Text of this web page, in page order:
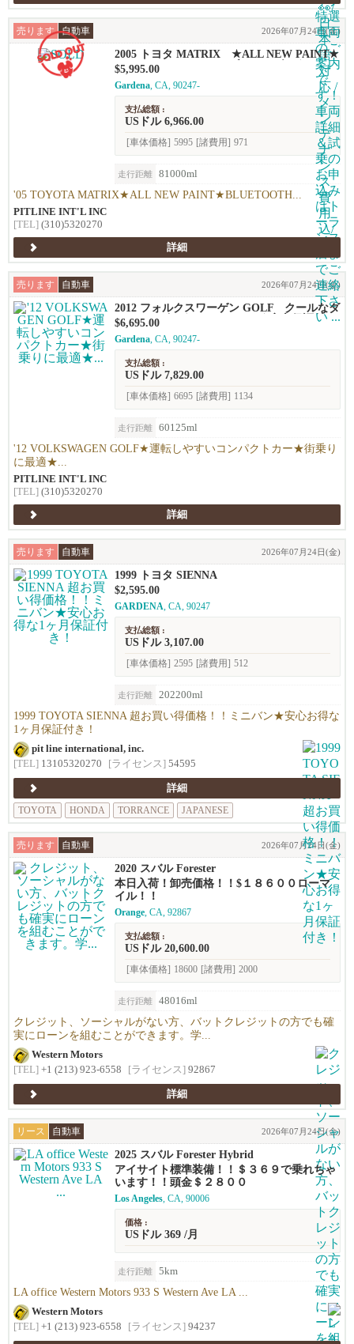
売ります 自動車 2026年07月24日(金)
2005 トヨタ MATRIX ★ALL NEW PAINT★
BLUETOOTH、ドライブレコーダー★
$5,995.00
Gardena, CA, 90247-
支払総額 :
USドル 6,966.00
[車体価格] 5995 [諸費用] 971
走行距離 81000ml
'05 TOYOTA MATRIX★ALL NEW PAINT★BLUETOOTH...
PITLINE INT'L INC
[TEL] (310)5320270
詳細
売ります 自動車 2026年07月24日(金)
2012 フォルクスワーゲン GOLF クールなダ
ークネイビー☆ハッチバック★安心保証付き
★
$6,695.00
Gardena, CA, 90247-
支払総額 :
USドル 7,829.00
[車体価格] 6695 [諸費用] 1134
走行距離 60125ml
'12 VOLKSWAGEN GOLF★運転しやすいコンパクトカー★街乗り
に最適★...
PITLINE INT'L INC
[TEL] (310)5320270
詳細
売ります 自動車 2026年07月24日(金)
1999 トヨタ SIENNA
$2,595.00
GARDENA, CA, 90247
支払総額 :
USドル 3,107.00
[車体価格] 2595 [諸費用] 512
走行距離 202200ml
1999 TOYOTA SIENNA 超お買い得価格！！ミニバン★安心お得な
1ヶ月保証付き！
pit line international, inc.
[TEL] 13105320270 [ライセンス] 54595
詳細
TOYOTA
HONDA TORRANCE JAPANESE
売ります 自動車 2026年07月24日(金)
2020 スバル Forester
本日入荷！卸売価格！！$１８６００ローマ
イル！！
Orange, CA, 92867
支払総額 :
USドル 20,600.00
[車体価格] 18600 [諸費用] 2000
走行距離 48016ml
クレジット、ソーシャルがない方、バットクレジットの方でも確
実にローンを組むことができます。学...
Western Motors
[TEL] +1 (213) 923-6558 [ライセンス] 92867
詳細
リース 自動車 2026年07月24日(金)
2025 スバル Forester Hybrid
アイサイト標準装備！！＄３６９で乗れちゃ
います！！頭金＄２８００
Los Angeles, CA, 90006
価格 :
USドル 369 /月
走行距離 5km
LA office Western Motors 933 S Western Ave LA ...
Western Motors
[TEL] +1 (213) 923-6558 [ライセンス] 94237